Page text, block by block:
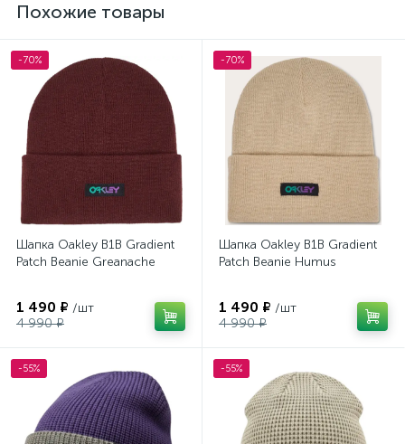
Похожие товары
-70%
Шапка Oakley B1B Gradient
Patch Beanie Greanache
1 490 ₽ /шт
4 990 ₽
-70%
Шапка Oakley B1B Gradient
Patch Beanie Humus
1 490 ₽ /шт
4 990 ₽
-55% -55%